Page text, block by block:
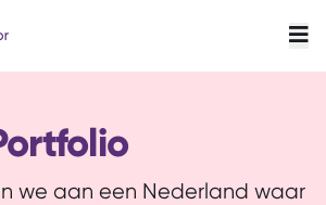
we aan een Nederland waar